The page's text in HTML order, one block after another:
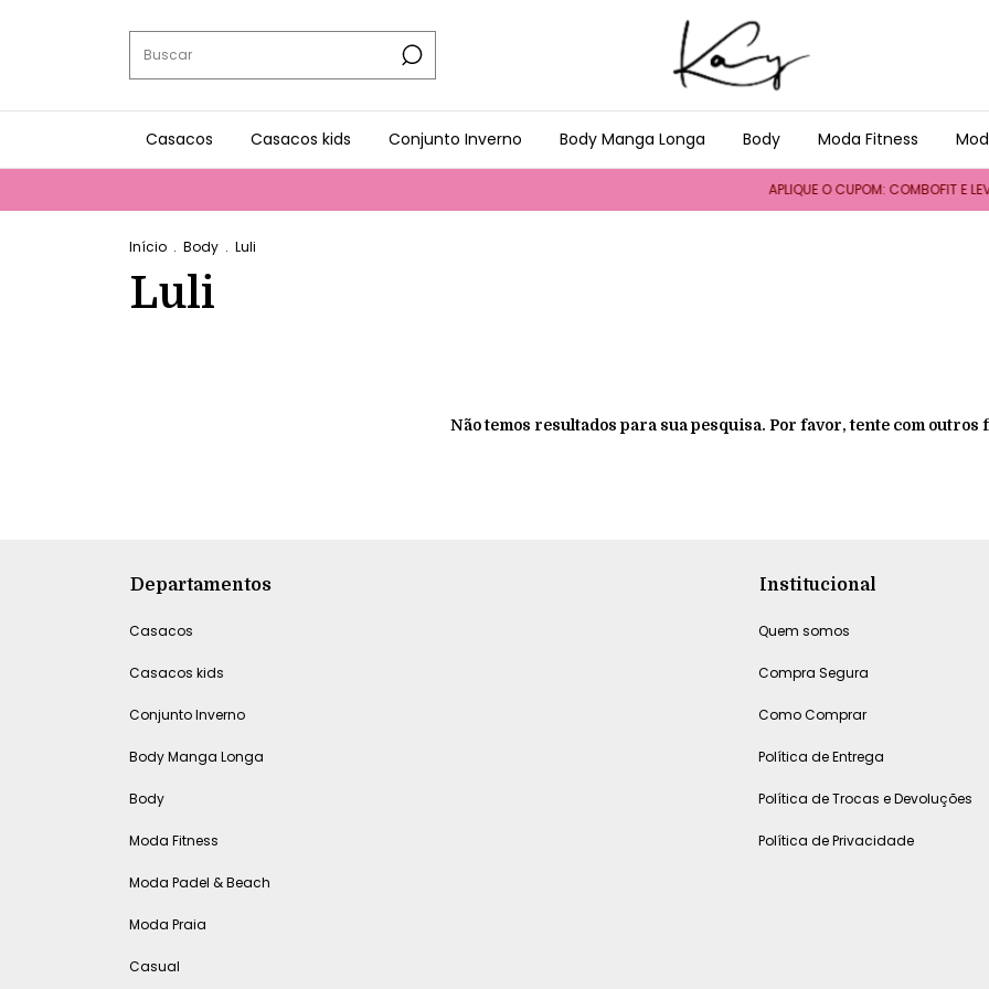
Casacos Casacos kids Conjunto Inverno Body Manga Longa Body Moda Fitness
APLIQUE O CUPOM: COMBOFIT E
Início . Body . Luli
Luli
Não temos resultados para sua pesquisa. Por favor, tente com outros
Departamentos
Casacos
Casacos kids
Conjunto Inverno
Body Manga Longa
Body
Moda Fitness
Moda Padel & Beach
Moda Praia
Casual
Institucional
Quem somos
Compra Segura
Como Comprar
Política de Entrega
Política de Trocas e Devoluções
Política de Privacidade